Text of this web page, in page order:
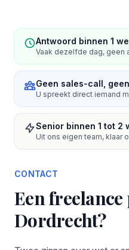
Antwoord binnen 1
Vaak dezelfde dag, geen
Geen sales-call,
U spreekt direct iemand
Senior binnen 1 tot 2
Uit ons eigen team, klaar
CONTACT
Een
Dordrecht?